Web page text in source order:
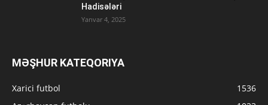
Hadisələri
Yanvar 4, 2025
MƏŞHUR KATEQORIYA
Xarici futbol
1536